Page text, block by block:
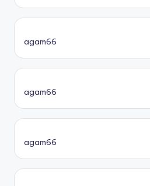
agam66
agam66
agam66